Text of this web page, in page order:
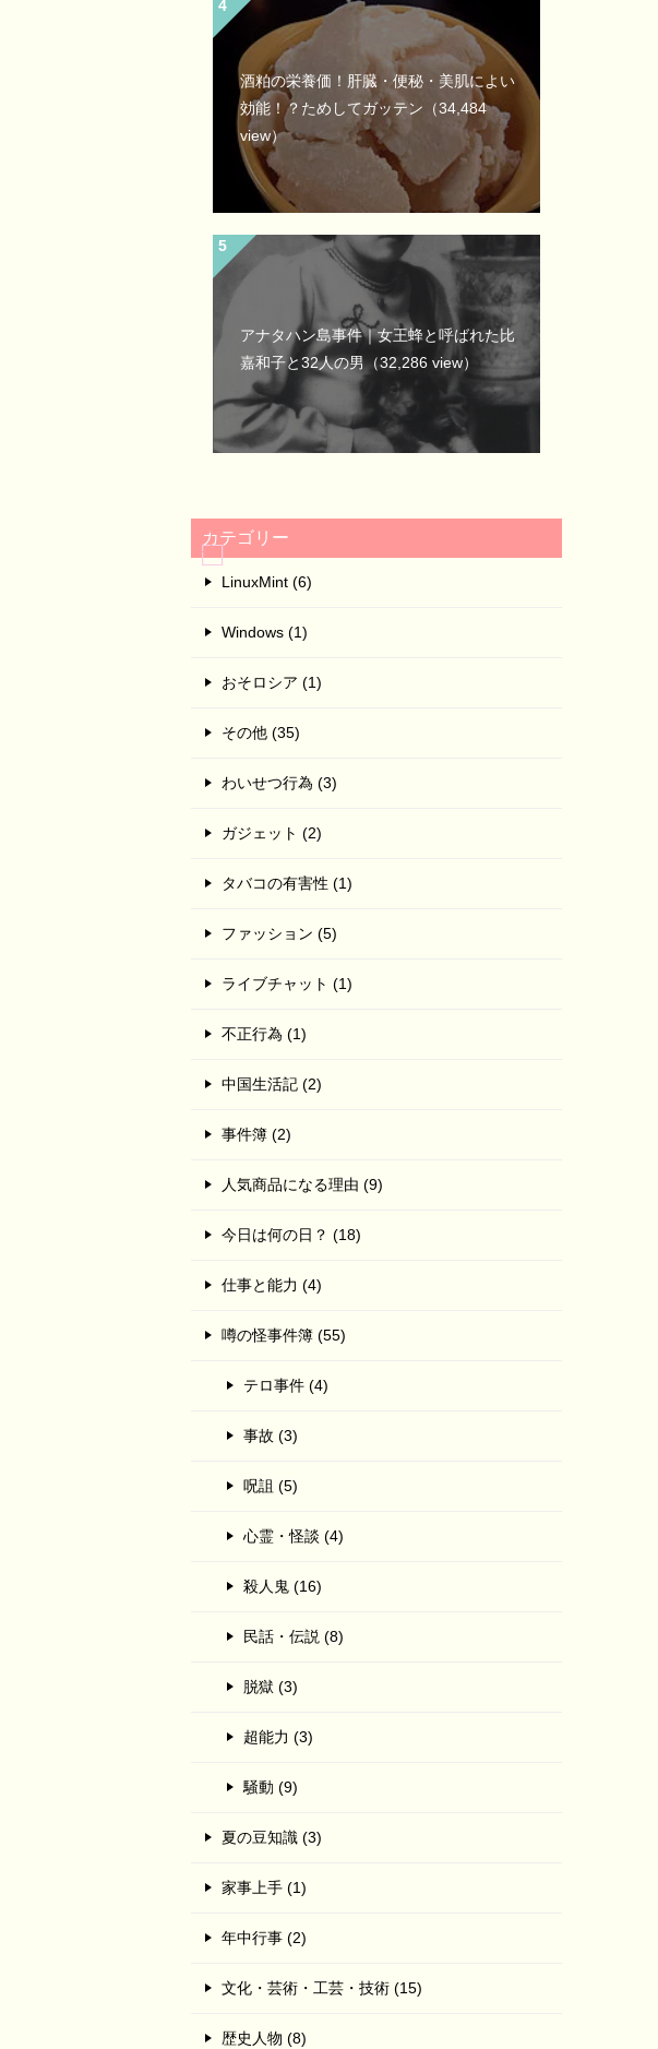
酒粕の栄養価！肝臓・便秘・美肌によい
効能！？ためしてガッテン （34,484
view）
アナタハン島事件｜女王蜂と呼ばれた比
嘉和子と32人の男（32,286 view）
カテゴリー
LinuxMint (6)
Windows (1)
おそロシア (1)
その他 (35)
わいせつ行為 (3)
ガジェット (2)
タバコの有害性 (1)
ファッション (5)
ライブチャット (1)
不正行為 (1)
中国生活記 (2)
事件簿 (2)
人気商品になる理由 (9)
今日は何の日？ (18)
仕事と能力 (4)
噂の怪事件簿 (55)
テロ事件 (4)
事故 (3)
呪詛 (5)
心霊・怪談 (4)
殺人鬼 (16)
民話・伝説 (8)
脱獄 (3)
超能力 (3)
騒動 (9)
夏の豆知識 (3)
家事上手 (1)
年中行事 (2)
文化・芸術・工芸・技術 (15)
歴史人物 (8)